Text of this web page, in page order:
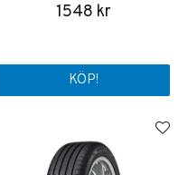
1548 kr
KÖP!